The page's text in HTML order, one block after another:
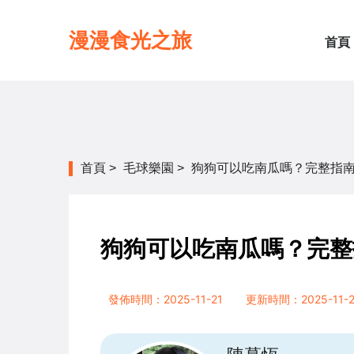
漫漫食光之旅 首頁
首頁 > 毛球樂園 > 狗狗可以吃南瓜嗎？完整指
狗狗可以吃南瓜嗎？完
發佈時間：2025-11-21 更新時間：2025-11-